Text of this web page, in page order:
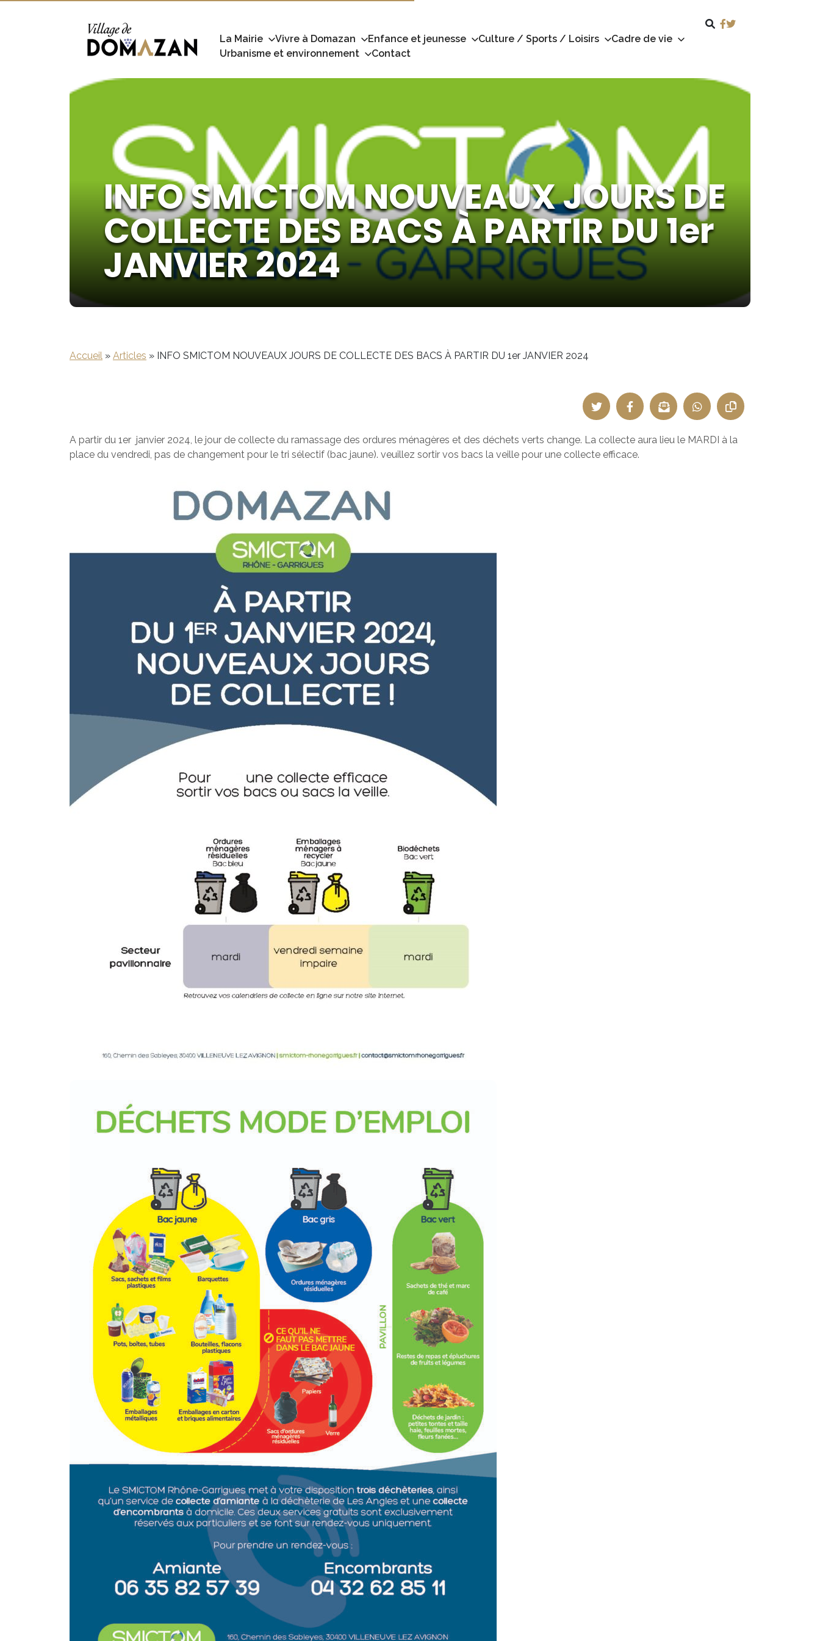
La Mairie Vivre à Domazan Enfance et jeunesse Culture / Sports / Loisirs
Cadre de vie
Urbanisme et environnement
Contact
INFO SMICTOM NOUVEAUX JOURS DE
COLLECTE DES BACS À PARTIR DU 1er
JANVIER 2024
Accueil » Articles » INFO SMICTOM NOUVEAUX JOURS DE COLLECTE DES BACS À PARTIR DU 1er JANVIER 2024
A partir du 1er janvier 2024, le jour de collecte du ramassage des ordures ménagères et des déchets verts change. La collecte aura lieu le MARDI à la
place du vendredi, pas de changement pour le tri sélectif (bac jaune). veuillez sortir vos bacs la veille pour une collecte efficace.